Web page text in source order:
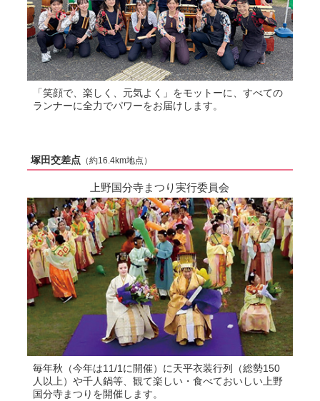
「笑顔で、楽しく、元気よく」をモットーに、すべての
ランナーに全力でパワーをお届けします。
塚田交差点 （約16.4km地点）
上野国分寺まつり実行委員会
毎年秋（今年は11/1に開催）に天平衣装行列（総勢150
人以上）や千人鍋等、観て楽しい・食べておいしい上野
国分寺まつりを開催します。